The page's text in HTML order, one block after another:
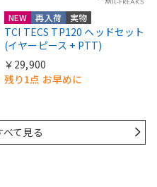
NEW 再入荷 実物
TCI TECS TP120 ヘッドセット
(イヤーピース + PTT)
￥29,900
残り1点 お早めに
て見る